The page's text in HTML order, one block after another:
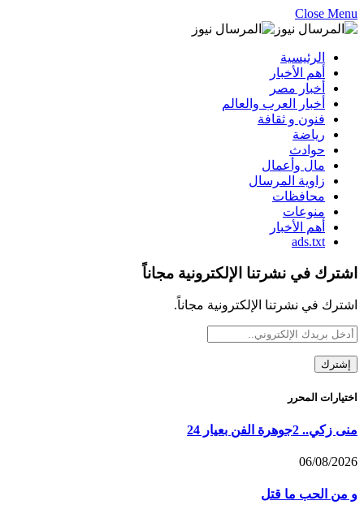
Close Menu
الرئيسية
أهم الأخبار
أخبار مصر
أخبار العرب والعالم
فنون و ثقافة
رياضة
حوادث
مال وأعمال
زاوية المرسال
محافظات
منوعات
أهم الأخبار
ads.txt
اشترك في نشرتنا الإلكترونية مجاناً
اشترك في نشرتنا الإلكترونية مجاناً.
اختيارات المحرر
منى زكي.. 2جوهرة الفن بعيار 24
06/08/2026
و من الحب ما قتل